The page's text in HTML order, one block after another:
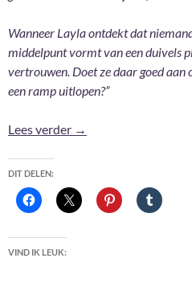
Wanneer Layla ontdekt dat
middelpunt vormt van een duivels
vertrouwen. Doet ze daar goed aan
een ramp uitlopen?”
Lees verder Witheet – Jennifer L.
→
DIT DELEN:
VIND IK LEUK: